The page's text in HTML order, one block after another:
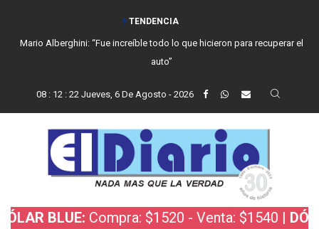
TENDENCIA
Mario Alberghini: “Fue increíble todo lo que hicieron para recuperar el
auto”
08: 12: 23 Jueves, 6 De Agosto - 2026
Compra: $1520 - Venta: $1540 |DÓLAR